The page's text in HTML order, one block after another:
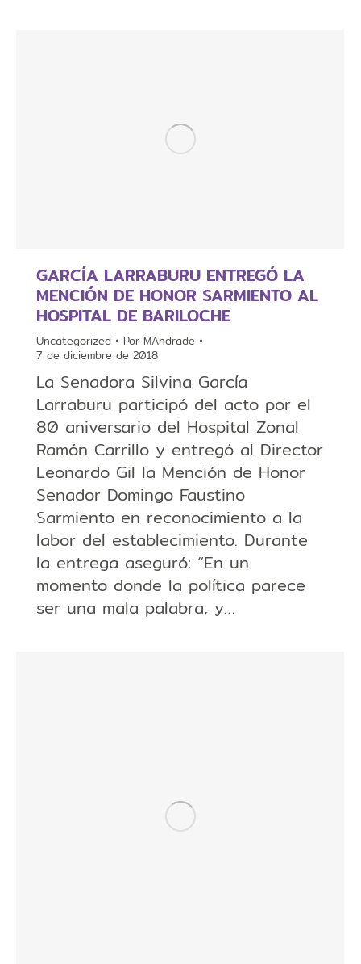
GARCÍA LARRABURU ENTREGÓ LA
MENCIÓN DE HONOR SARMIENTO AL
HOSPITAL DE BARILOCHE
Uncategorized Por MAndrade
7 de diciembre de 2018
La Senadora Silvina García
Larraburu participó del acto por el
80 aniversario del Hospital Zonal
Ramón Carrillo y entregó al Director
Leonardo Gil la Mención de Honor
Senador Domingo Faustino
Sarmiento en reconocimiento a la
labor del establecimiento. Durante
la entrega aseguró: “En un
momento donde la política parece
ser una mala palabra, y…